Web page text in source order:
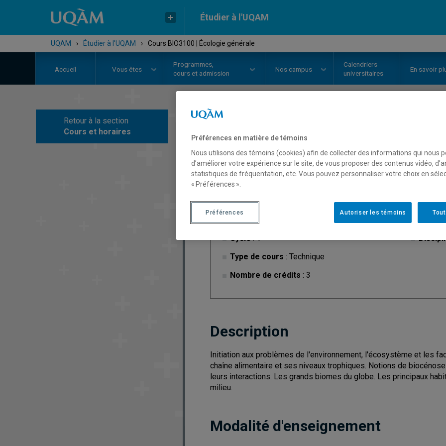
Étudier à l'UQAM
UQAM › Étudier à l'UQAM › Cours BIO3100 | Écologie générale
Accueil Vous êtes
Programmes,
cours et admission
Nos campus
Calendriers
universitaires
En savoir
Retour à la section
Cours et horaires
COURS BIO3100
Description Horaire - Été 2026 Horaire
Cycle: 1
Type de cours : Technique
Nombre de crédits : 3
Description
Initiation aux problèmes de l'environnement, l'écosystème et les
chaîne alimentaire et ses niveaux trophiques. Notions de
leurs interactions. Les grands biomes du globe. Les principaux
milieu.
Modalité d'enseignement
Préférences en matière de témoins
Nous utilisons des témoins (cookies) afin de collecter des informations qui nous
d’améliorer votre expérience sur le site, de vous proposer des contenus vidéo,
statistiques de fréquentation, etc. Vous pouvez personnaliser votre choix en
« Préférences ».
Autoriser les témoins
Préférences